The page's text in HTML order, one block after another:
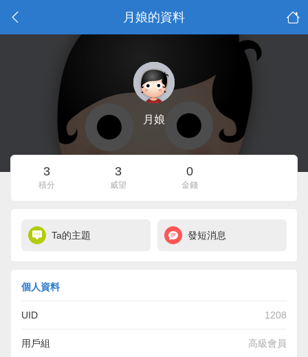
月娘的資料
月娘
3
積分
3
威望
0
金錢
Ta的主題 發短消息
個人資料
UID 1208
用戶組 高級會員